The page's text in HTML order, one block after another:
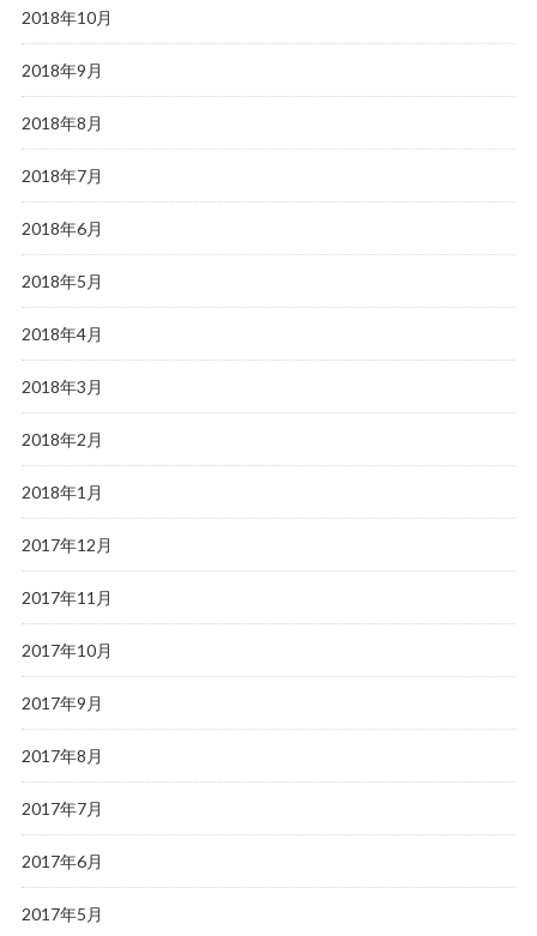
2018年10月
2018年9月
2018年8月
2018年7月
2018年6月
2018年5月
2018年4月
2018年3月
2018年2月
2018年1月
2017年12月
2017年11月
2017年10月
2017年9月
2017年8月
2017年7月
2017年6月
2017年5月